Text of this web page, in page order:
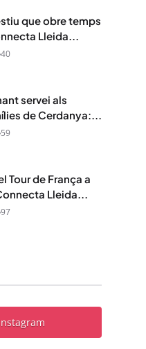
que obre temps
Lleida...
40
servei als
de Cerdanya:...
59
Tour de França a
Lleida...
97